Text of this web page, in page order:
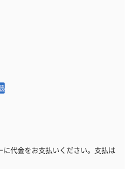
代金をお支払いください。支払は